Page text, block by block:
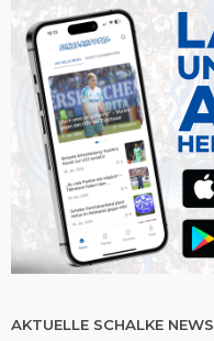
AKTUELLE SCHALKE NEWS